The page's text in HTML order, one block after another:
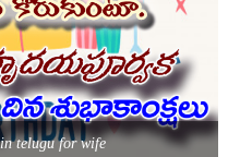
telugu for wife